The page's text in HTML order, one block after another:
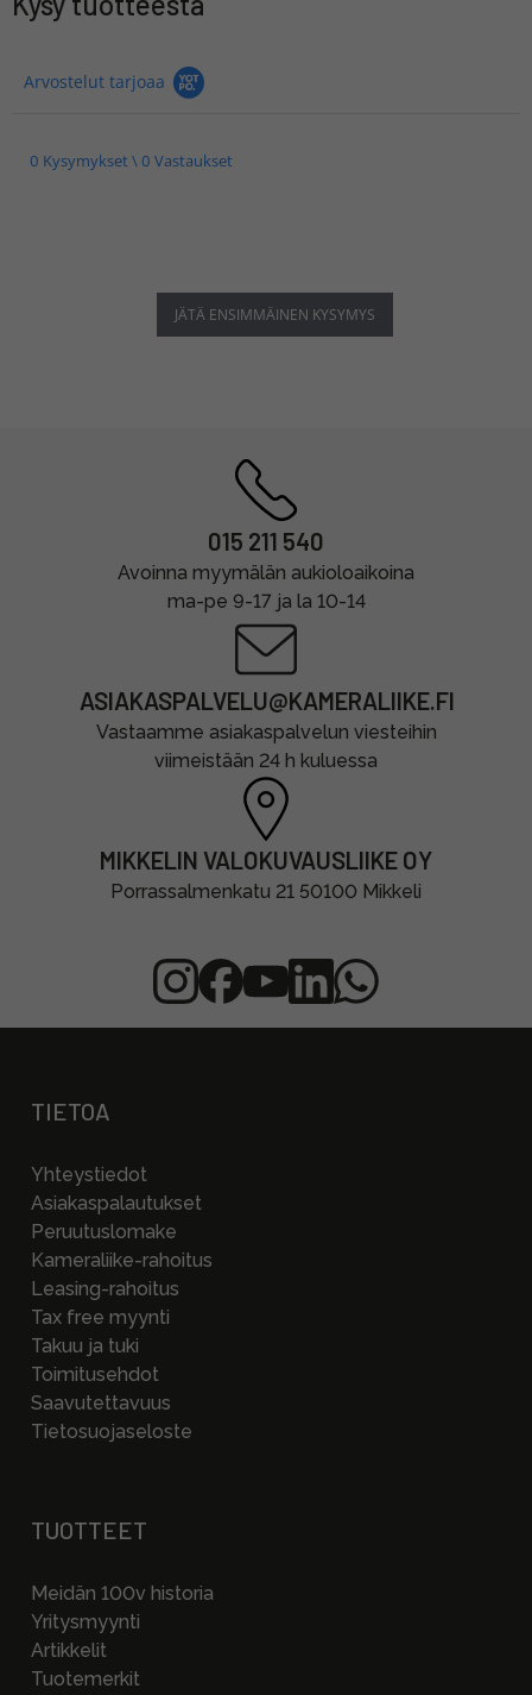
Arvostelut tarjoaa
0 Kysymykset \ 0 Vastaukset
JÄTÄ ENSIMMÄINEN KYSYMYS
015 211 540
Avoinna myymälän aukioloaikoina
ma-pe 9-17 ja la 10-14
ASIAKASPALVELU@KAMERALIIKE.FI
Vastaamme asiakaspalvelun viesteihin
viimeistään 24 h kuluessa
MIKKELIN VALOKUVAUSLIIKE OY
Porrassalmenkatu 21 50100 Mikkeli
TIETOA
Yhteystiedot
Asiakaspalautukset
Peruutuslomake
Kameraliike-rahoitus
Leasing-rahoitus
Tax free myynti
Takuu ja tuki
Toimitusehdot
Saavutettavuus
Tietosuojaseloste
TUOTTEET
Meidän 100v historia
Yritysmyynti
Artikkelit
Tuotemerkit